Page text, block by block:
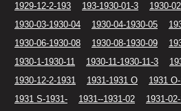
1929-12-2-193
193-1930-01-3
1930-
1930-03-1930-04
1930-04-1930-05
1930-06-1930-08
1930-08-1930-09
1930-1-1930-11
1930-11-1930-11-3
1930-12-2-1931
1931-1931 O
1931
1931 S-1931-
1931--1931-02
1931-